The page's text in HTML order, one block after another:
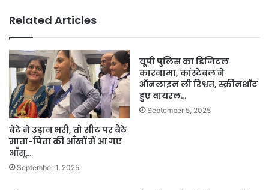
Related Articles
बेटे ने उड़ान भरी, तो सीट पर बैठे
माता-पिता की आँखों में आ गए
आँसू…
September 1, 2025
यूपी पुलिस का डिजिटल
कारनामा, कांस्टेबल ने
ऑनलाइन ली रिश्वत, स्क्रीनशॉट
हुए वायरल…
September 5, 2025